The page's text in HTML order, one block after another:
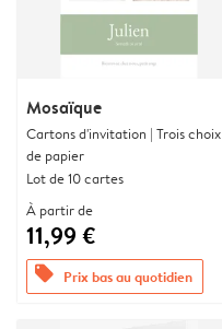
Mosaïque
Cartons d'invitation | Trois choix
de papier
Lot de 10 cartes
À partir de
11,99 €
offers Prix bas au quotidien